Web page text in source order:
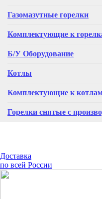
Газомазутные горелки
Комплектующие к
Б/У Оборудование
Котлы
Комплектующие к
Горелки снятые с
Доставка
по всей России